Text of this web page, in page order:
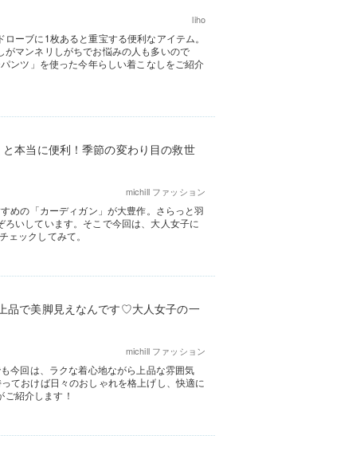
liho
ーブに1枚あると重宝する便利なアイテム。
マンネリしがちでお悩みの人も多いので
ンツ」を使った今年らしい着こなしをご紹介
本当に便利！季節の変わり目の救世
michill ファッション
めの「カーディガン」が大豊作。さらっと羽
いしています。そこで今回は、大人女子に
ックしてみて。
品で美脚見えなんです♡大人女子の一
michill ファッション
今回は、ラクな着心地ながら上品な雰囲気
ておけば日々のおしゃれを格上げし、快適に
紹介します！